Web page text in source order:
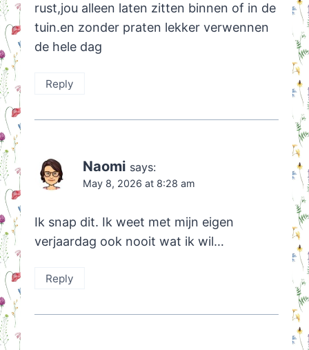
rust,jou alleen laten zitten binnen of in de
tuin.en zonder praten lekker verwennen
de hele dag
Reply
Naomi says:
May 8, 2026 at 8:28 am
Ik snap dit. Ik weet met mijn eigen
verjaardag ook nooit wat ik wil…
Reply